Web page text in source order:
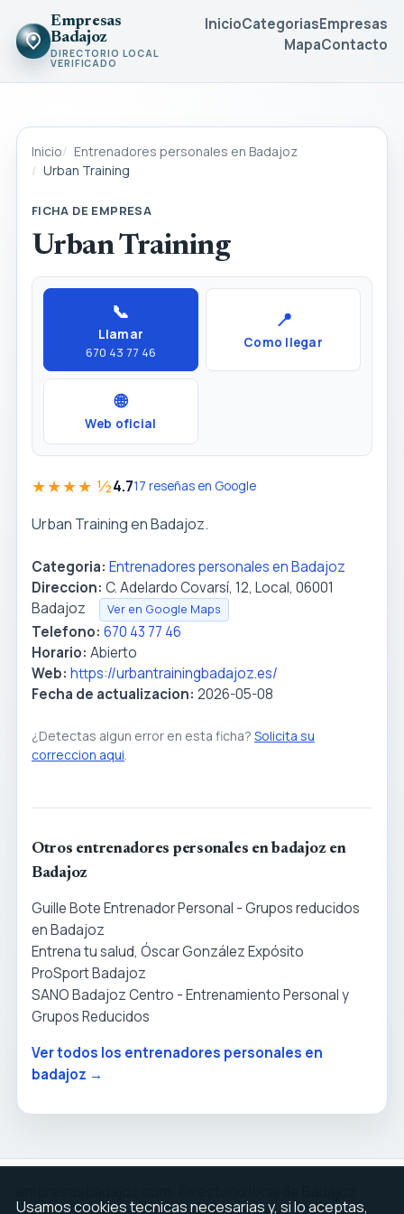
Empresas
Badajoz
DIRECTORIO LOCAL
VERIFICADO
InicioCategoriasEmpresas
MapaContacto
Inicio
Entrenadores personales en Badajoz
Urban Training
FICHA DE EMPRESA
Urban Training
📞
Llamar
670 43 77 46
📍
Como llegar
🌐
Web oficial
★★★★ ½4.717 reseñas en Google
Urban Training en Badajoz.
Categoria: Entrenadores personales en Badajoz
Direccion: C. Adelardo Covarsí, 12, Local, 06001
Badajoz
Ver en Google Maps
Telefono: 670 43 77 46
Horario: Abierto
Web: https://urbantrainingbadajoz.es/
Fecha de actualizacion: 2026-05-08
¿Detectas algun error en esta ficha? Solicita su
correccion aqui
Otros entrenadores personales en badajoz en
Badajoz
Guille Bote Entrenador Personal - Grupos reducidos
en Badajoz
Entrena tu salud, Óscar González Expósito
ProSport Badajoz
SANO Badajoz Centro - Entrenamiento Personal y
Grupos Reducidos
Ver todos los entrenadores personales en
badajoz →
Usamos cookies tecnicas necesarias y, si lo aceptas,